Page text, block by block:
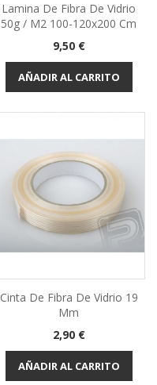
Lamina De Fibra De Vidrio
50g / M2 100-120x200 Cm
Precio
9,50 €
AÑADIR AL CARRITO
Cinta De Fibra De Vidrio 19
Mm
Precio
2,90 €
AÑADIR AL CARRITO